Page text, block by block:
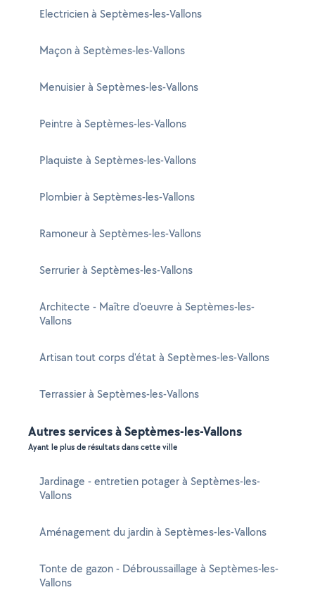
Electricien à Septèmes-les-Vallons
Maçon à Septèmes-les-Vallons
Menuisier à Septèmes-les-Vallons
Peintre à Septèmes-les-Vallons
Plaquiste à Septèmes-les-Vallons
Plombier à Septèmes-les-Vallons
Ramoneur à Septèmes-les-Vallons
Serrurier à Septèmes-les-Vallons
Architecte - Maître d'oeuvre à Septèmes-les-
Vallons
Artisan tout corps d'état à Septèmes-les-Vallons
Terrassier à Septèmes-les-Vallons
Autres services à Septèmes-les-Vallons
Ayant le plus de résultats dans cette ville
Jardinage - entretien potager à Septèmes-les-
Vallons
Aménagement du jardin à Septèmes-les-Vallons
Tonte de gazon - Débroussaillage à Septèmes-les-
Vallons